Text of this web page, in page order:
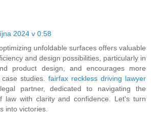
2024 v 0:58
unfoldable surfaces offers valuable
and design possibilities, particularly in
product design, and encourages more
studies. fairfax reckless driving lawyer
partner, dedicated to navigating the
law with clarity and confidence. Let's turn
into victories.